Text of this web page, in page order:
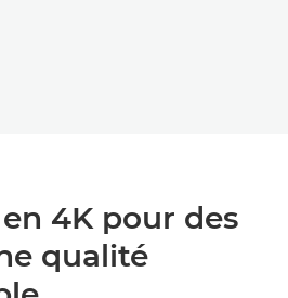
4K pour des
qualité